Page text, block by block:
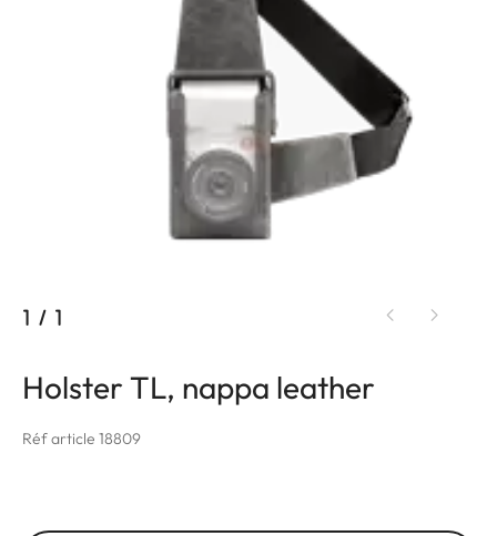
1 / 1
Holster TL, nappa leather
Réf article 18809